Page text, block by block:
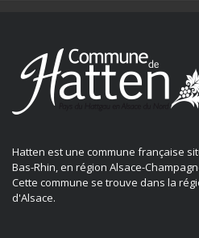
Hatten est une commune française
Bas-Rhin, en région Alsace-
Cette commune se trouve dans la
d'Alsace.